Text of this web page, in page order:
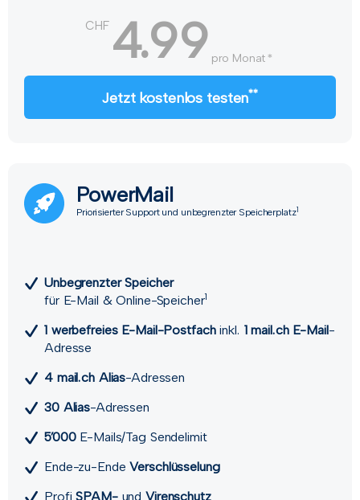
CHF 4.99 pro Monat *
Jetzt kostenlos testen**
PowerMail
Priorisierter Support und unbegrenzter Speicherplatz1
Unbegrenzter Speicher
für E-Mail & Online-Speicher1
1 werbefreies E-Mail-Postfachinkl. 1 mail.ch E-Mail-
Adresse
4 mail.ch Alias-Adressen
30 Alias-Adressen
5’000E-Mails/Tag Sendelimit
Ende-zu-EndeVerschlüsselung
ProfiSPAM-und Viren­schutz